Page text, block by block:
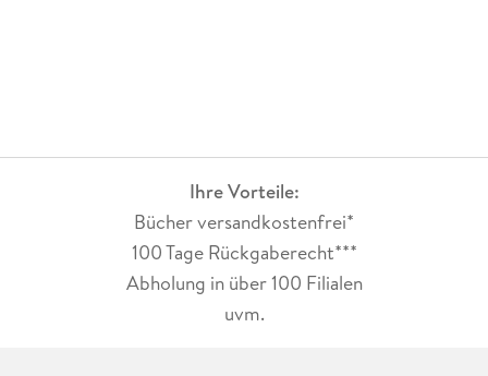
Ihre Vorteile:
Bücher versandkostenfrei*
100 Tage Rückgaberecht***
Abholung in über 100 Filialen
uvm.